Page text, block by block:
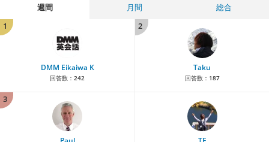
週間 月間
総合
1
DMM Eikaiwa K
回答数： 242
2
Taku
回答数： 187
3